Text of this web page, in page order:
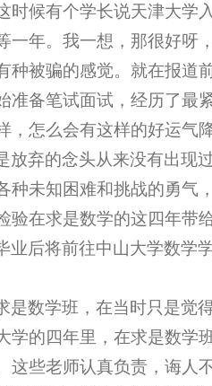
时候有个学长说天津大学
一年。我一想，那很好呀
种被骗的感觉。就在报道
准备笔试面试，经历了最
怎么会有这样的好运气
放弃的念头从来没有出现
未知困难和挑战的勇气
在求是数学的这四年带
业后将前往中山大学数学
数学班，在当时只是觉
学的四年里，在求是数学
这些老师认真负责，诲人